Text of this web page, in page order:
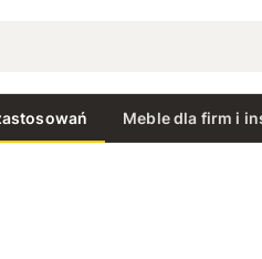
Meble dla firm i